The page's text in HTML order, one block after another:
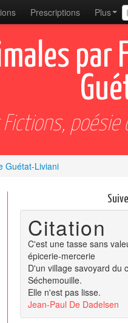
Prescriptions Plus
par
Guétat-Liviani
Citation
C'est une tasse sans
épicerie-mercerie
D'un village savoyard du
Séchemouille.
Elle n'est pas lisse.
Jean-Paul De Dadelsen